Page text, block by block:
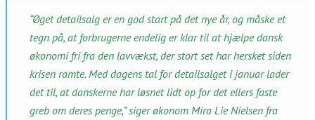
“Øget detailsalg er en god start på det nye år, og måske et
tegn på, at forbrugerne endelig er klar til at hjælpe dansk
økonomi fri fra den lavvækst, der stort set har hersket siden
krisen ramte. Med dagens tal for detailsalget i januar lader
det til, at danskerne har løsnet lidt op for det ellers faste
greb om deres penge,” siger økonom Mira Lie Nielsen fra